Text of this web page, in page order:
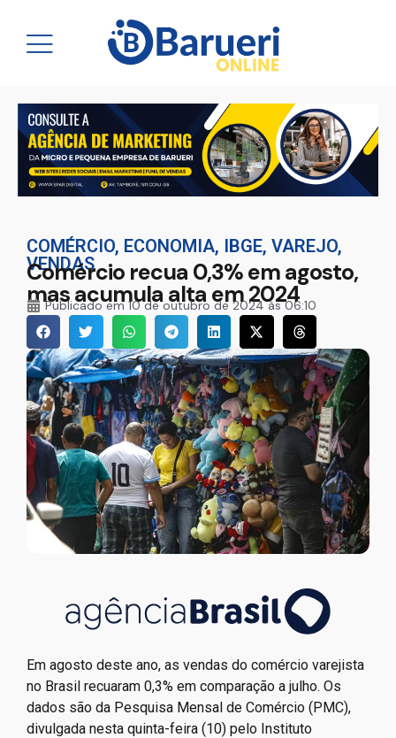
COMÉRCIO, ECONOMIA, IBGE, VAREJO,
VENDAS
Comércio recua 0,3% em agosto,
mas acumula alta em 2024
Publicado em 10 de outubro de 2024 às 06:10
Em agosto deste ano, as vendas do comércio varejista
no Brasil recuaram 0,3% em comparação a julho. Os
dados são da Pesquisa Mensal de Comércio (PMC),
divulgada nesta quinta-feira (10) pelo Instituto